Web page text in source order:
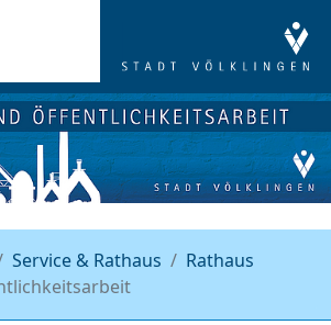
Service & Rathaus
Rathaus